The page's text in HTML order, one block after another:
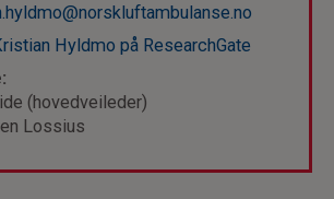
Hyldmo på ResearchGate
(hovedveileder)
Lossius